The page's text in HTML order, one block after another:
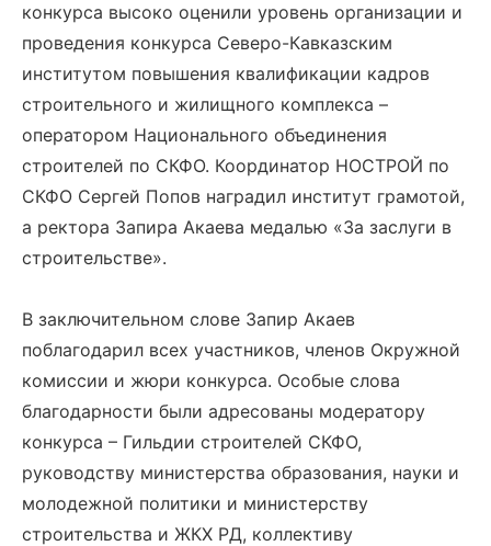
конкурса высоко оценили уровень организации и
проведения конкурса Северо-Кавказским
институтом повышения квалификации кадров
строительного и жилищного комплекса –
оператором Национального объединения
строителей по СКФО. Координатор НОСТРОЙ по
СКФО Сергей Попов наградил институт грамотой,
а ректора Запира Акаева медалью «За заслуги в
строительстве».
В заключительном слове Запир Акаев
поблагодарил всех участников, членов Окружной
комиссии и жюри конкурса. Особые слова
благодарности были адресованы модератору
конкурса – Гильдии строителей СКФО,
руководству министерства образования, науки и
молодежной политики и министерству
строительства и ЖКХ РД, коллективу